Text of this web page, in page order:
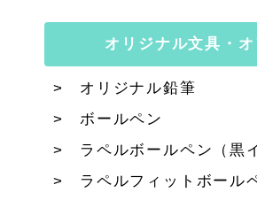
オリジナル文具・
オリジナル鉛筆
ボールペン
ラペルボールペン（黒
ラペルフィットボール